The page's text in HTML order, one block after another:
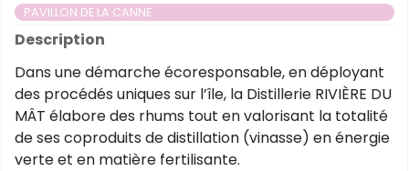
PAVILLON DE LA CANNE
Dans une démarche écoresponsable, en déployant
des procédés uniques sur l’île, la Distillerie RIVIÈRE DU
MÂT élabore des rhums tout en valorisant la totalité
de ses coproduits de distillation (vinasse) en énergie
verte et en matière fertilisante.